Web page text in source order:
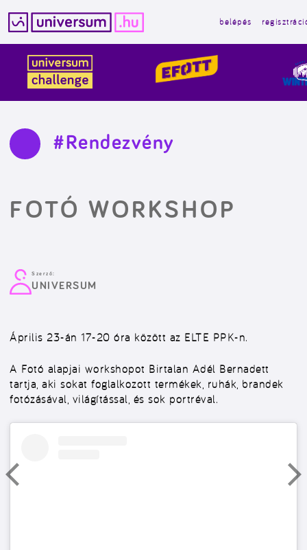
tartalomba
belépés
#Rendezvény
FOTÓ WORKSHOP
Szerző:
UNIVERSUM
Április 23-án 17-20 óra között az ELTE PPK-n.
A Fotó alapjai workshopot Birtalan Adél Bernadett
tartja, aki sokat foglalkozott termékek, ruhák, brandek
fotózásával, világítással, és sok portréval.